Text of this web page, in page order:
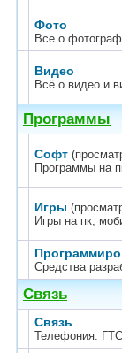
Фото
Все о
Видео
Всё о видео и
Программы
Софт
Программы на
Игры
Игры на пк,
Средства
Связь
Связь
Телефония.